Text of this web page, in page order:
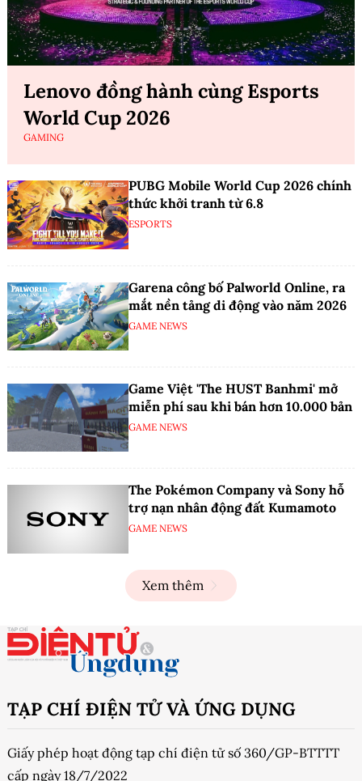
Lenovo đồng hành cùng Esports
World Cup 2026
GAMING
PUBG Mobile World Cup 2026 chính
thức khởi tranh từ 6.8
ESPORTS
Garena công bố Palworld Online, ra
mắt nền tảng di động vào năm 2026
GAME NEWS
Game Việt 'The HUST Banhmi' mở
miễn phí sau khi bán hơn 10.000 bản
GAME NEWS
The Pokémon Company và Sony hỗ
trợ nạn nhân động đất Kumamoto
GAME NEWS
Xem thêm
TẠP CHÍ ĐIỆN TỬ VÀ ỨNG DỤNG
Giấy phép hoạt động tạp chí điện tử số 360/GP-BTTTT
cấp ngày 18/7/2022